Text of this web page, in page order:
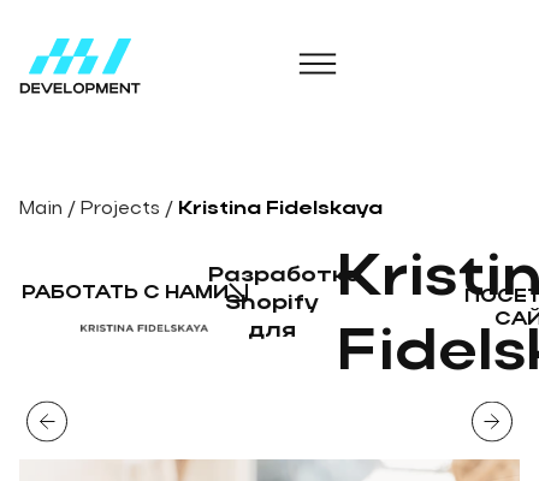
Main / Projects / Kristina Fidelskaya
РАБОТАТЬ С НАМИ
Разработка
Shopify
для